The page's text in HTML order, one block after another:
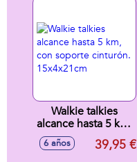
Walkie talkies
alcance hasta 5 km,
con soporte
cinturón.
6 años 39,95 €